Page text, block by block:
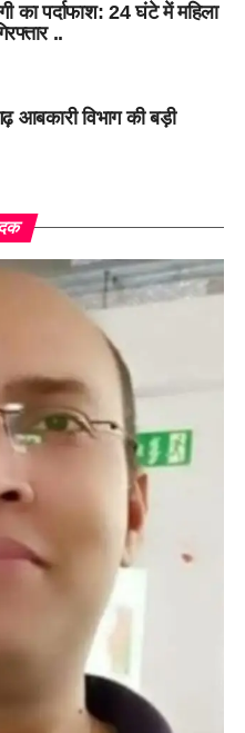
का पर्दाफाश: 24 घंटे में महिला
..
आबकारी विभाग की बड़ी